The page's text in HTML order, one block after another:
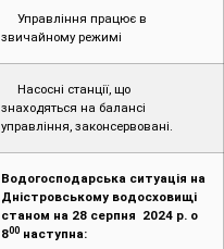
Управління працює в
звичайному режимі
Насосні станції, що
знаходяться на балансі
управління, законсервовані.
Водогосподарська ситуація на
Дністровському водосховищі
станом на 28 серпня 2024 р. о
800 наступна: